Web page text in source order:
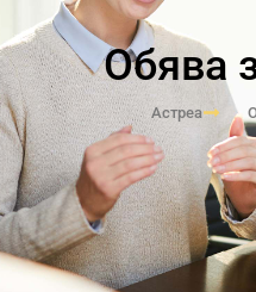
Обява
Астреа